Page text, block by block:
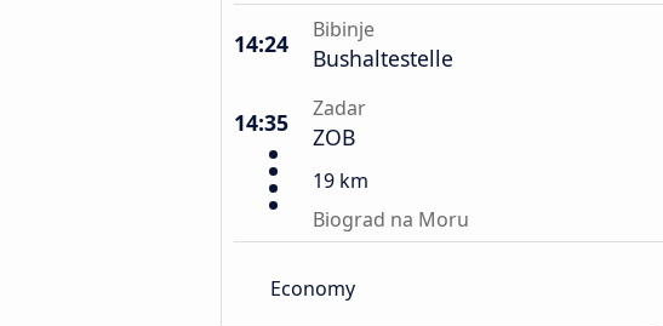
14:24 Bibinje
Bushaltestelle
14:35 Zadar
ZOB
19 km
Biograd na Moru
Economy